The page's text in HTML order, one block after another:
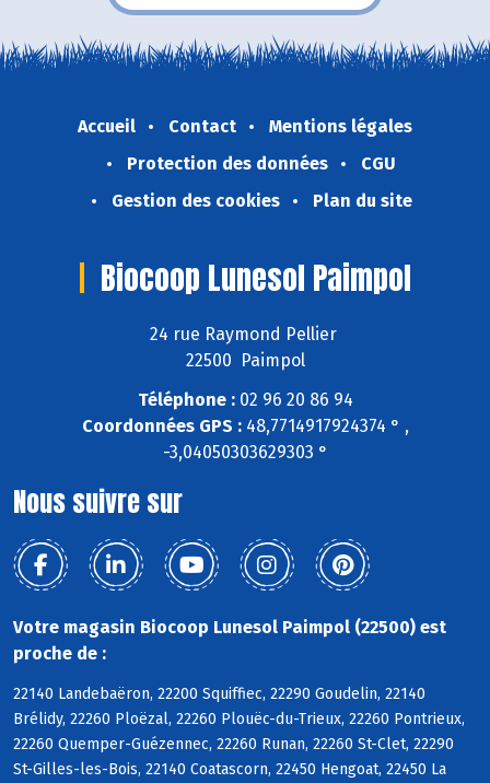
Accueil Contact
Mentions légales
Protection des données
CGU
Gestion des cookies
Plan du site
Biocoop Lunesol Paimpol
24 rue Raymond Pellier
22500 Paimpol
Téléphone :02 96 20 86 94
Coordonnées GPS :48,7714917924374 ° ,
-3,04050303629303 °
Nous suivre sur
Votre magasin Biocoop Lunesol Paimpol (22500) est
proche de :
22140 Landebaëron, 22200 Squiffiec, 22290 Goudelin, 22140
Brélidy, 22260 Ploëzal, 22260 Plouëc-du-Trieux, 22260 Pontrieux,
22260 Quemper-Guézennec, 22260 Runan, 22260 St-Clet, 22290
St-Gilles-les-Bois, 22140 Coatascorn, 22450 Hengoat, 22450 La